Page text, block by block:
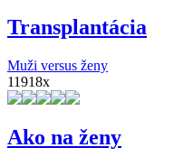
Transplantácia
Muži versus ženy
11918x
Ako na ženy